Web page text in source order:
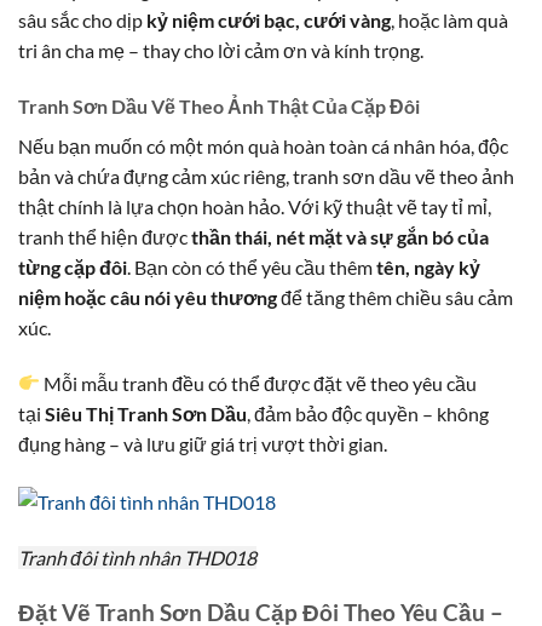
sâu sắc cho dịp kỷ niệm cưới bạc, cưới vàng, hoặc làm quà
tri ân cha mẹ – thay cho lời cảm ơn và kính trọng.
Tranh Sơn Dầu Vẽ Theo Ảnh Thật Của Cặp Đôi
Nếu bạn muốn có một món quà hoàn toàn cá nhân hóa, độc
bản và chứa đựng cảm xúc riêng, tranh sơn dầu vẽ theo ảnh
thật chính là lựa chọn hoàn hảo. Với kỹ thuật vẽ tay tỉ mỉ,
tranh thể hiện đượcthần thái, nét mặt và sự gắn bó của
từng cặp đôi. Bạn còn có thể yêu cầu thêmtên, ngày kỷ
niệm hoặc câu nói yêu thươngđể tăng thêm chiều sâu cảm
xúc.
Mỗi mẫu tranh đều có thể được đặt vẽ theo yêu cầu
tại Siêu Thị Tranh Sơn Dầu , đảm bảo độc quyền – không
đụng hàng – và lưu giữ giá trị vượt thời gian.
Tranh đôi tình nhân THD018
Đặt Vẽ Tranh Sơn Dầu Cặp Đôi Theo Yêu Cầu –